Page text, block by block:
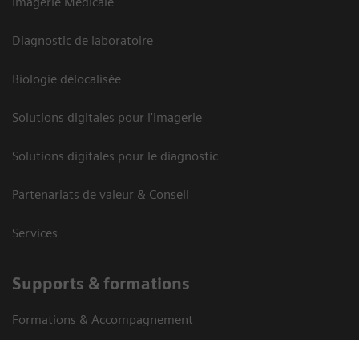
Diagnostic de laboratoire
Biologie délocalisée
Solutions digitales pour l'imagerie
Solutions digitales pour le diagnostic
Partenariats de valeur & Conseil
Services
Supports & formations
Formations & Accompagnement